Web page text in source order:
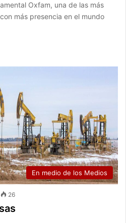
Oxfam, una de las más
más presencia en el mundo
En medio de los Medios
26